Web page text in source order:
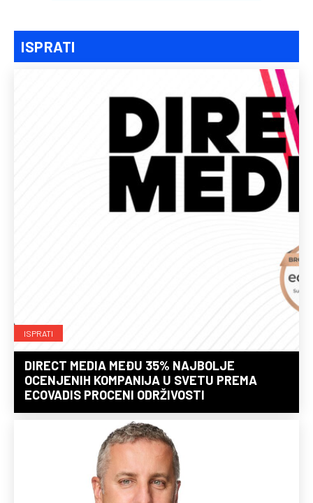
ISPRATI
ISPRATI
DIRECT MEDIA MEĐU 35% NAJBOLJE
OCENJENIH KOMPANIJA U SVETU PREMA
ECOVADIS PROCENI ODRŽIVOSTI